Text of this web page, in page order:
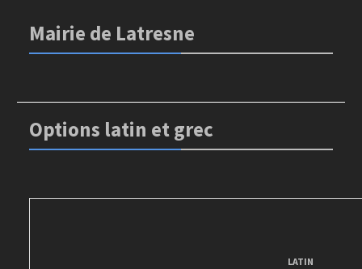
Mairie de Latresne
Options latin et grec
LATIN